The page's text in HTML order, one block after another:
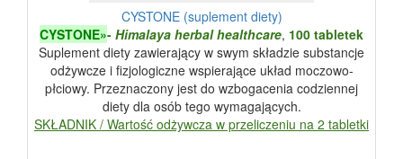
CYSTONE (suplement diety)
CYSTONE»- Himalaya herbal healthcare, 100 tabletek
Suplement diety zawierający w swym składzie substancje
odżywcze i fizjologiczne wspierające układ moczowo-
płciowy. Przeznaczony jest do wzbogacenia codziennej
diety dla osób tego wymagających.
SKŁADNIK / Wartość odżywcza w przeliczeniu na 2 tabletki